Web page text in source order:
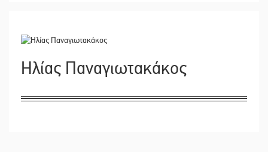
Ηλίας Παναγιωτακάκος